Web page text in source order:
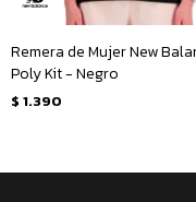
Remera de Mujer New
Poly Kit - Negro
$ 1.390